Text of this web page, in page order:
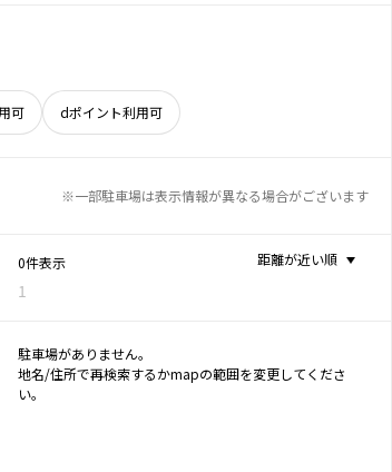
可 dポイント利用可
※一部駐車場は表示情報が異なる場合がございます
0件表示
1
距離が近い順
駐車場がありません。
地名/住所で再検索するかmapの範囲を変更してくださ
い。